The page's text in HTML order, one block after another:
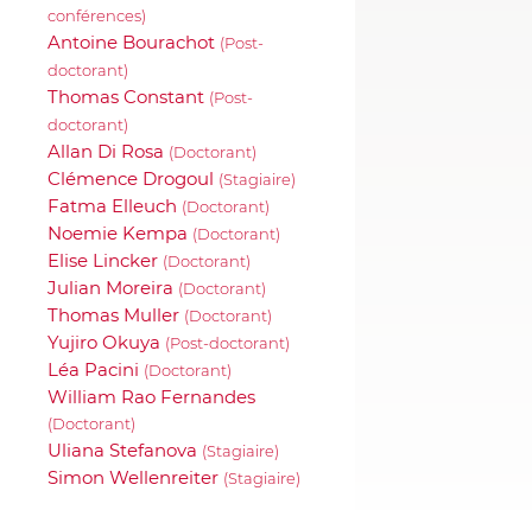
conférences)
Antoine Bourachot (Post-
doctorant)
Thomas Constant (Post-
doctorant)
Allan Di Rosa (Doctorant)
Clémence Drogoul (Stagiaire)
Fatma Elleuch (Doctorant)
Noemie Kempa (Doctorant)
Elise Lincker (Doctorant)
Julian Moreira (Doctorant)
Thomas Muller (Doctorant)
Yujiro Okuya (Post-doctorant)
Léa Pacini (Doctorant)
William Rao Fernandes
(Doctorant)
Uliana Stefanova (Stagiaire)
Simon Wellenreiter (Stagiaire)